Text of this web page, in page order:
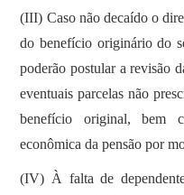
(III) Caso não decaído o
do benefício originário do
poderão postular a revisão
eventuais parcelas não
benefício original, bem
econômica da pensão por
(IV) À falta de